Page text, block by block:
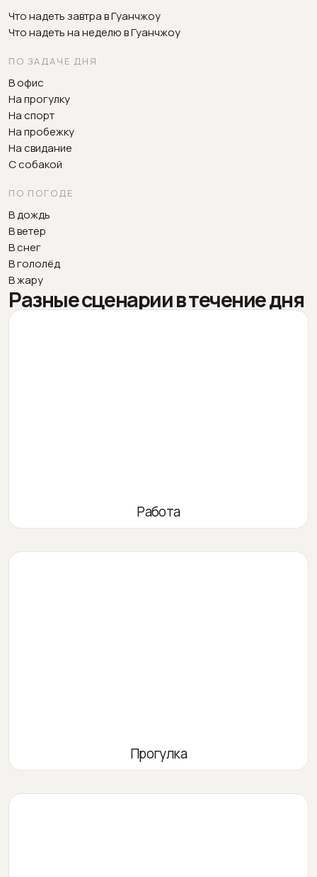
Что надеть завтра в Гуанчжоу
Что надеть на неделю в Гуанчжоу
ПО ЗАДАЧЕ ДНЯ
В офис
На прогулку
На спорт
На пробежку
На свидание
С собакой
ПО ПОГОДЕ
В дождь
В ветер
В снег
В гололёд
В жару
Разные сценарии в течение дня
Работа
Прогулка